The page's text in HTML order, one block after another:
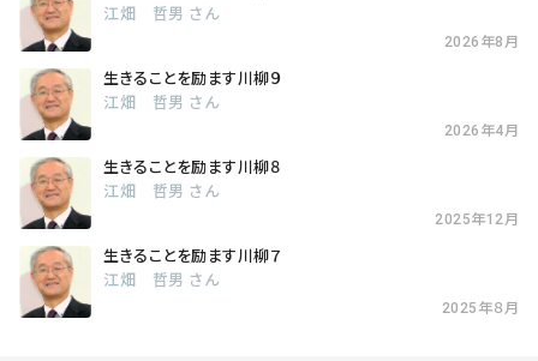
江畑 哲男 さん
2026年8月
生きることを励ます川柳９
江畑 哲男 さん
2026年4月
生きることを励ます川柳８
江畑 哲男 さん
2025年12月
生きることを励ます川柳７
江畑 哲男 さん
2025年８月